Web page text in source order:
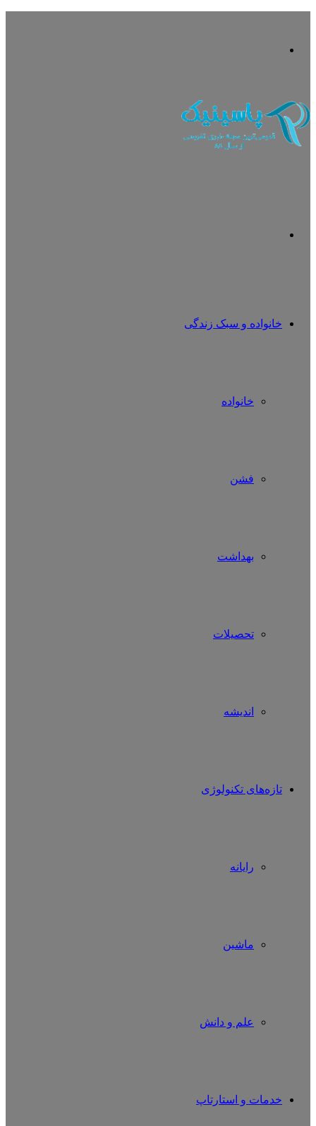
خانواده و سبک زندگی
خانواده
فشن
بهداشت
تحصیلات
اندیشه
تازه‌های تکنولوژی
رایانه
ماشین
علم و دانش
خدمات و استارتاپ